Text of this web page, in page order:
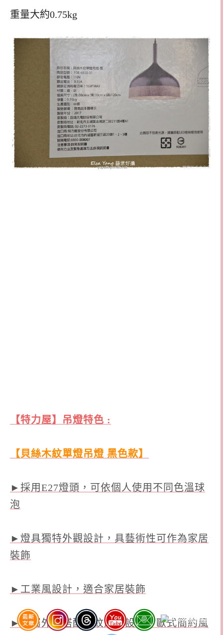
重量大約0.75kg
【特力屋】吊燈特色 :
【貝絲木紋單燈吊燈 黑色款】
►採用E27燈頭，可依個人使用不同色溫球
泡
►燈具獨特外觀設計，具藝術性可作為家居
裝飾
►工業風設計，適合家居裝飾
►金屬外觀搭配木紋風格設計，歐式簡約風